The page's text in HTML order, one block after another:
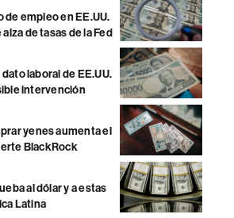
de empleo en EE.UU.
de tasas de la Fed
laboral de EE.UU.
intervención
yenes aumenta el
BlackRock
al dólar y a estas
Latina